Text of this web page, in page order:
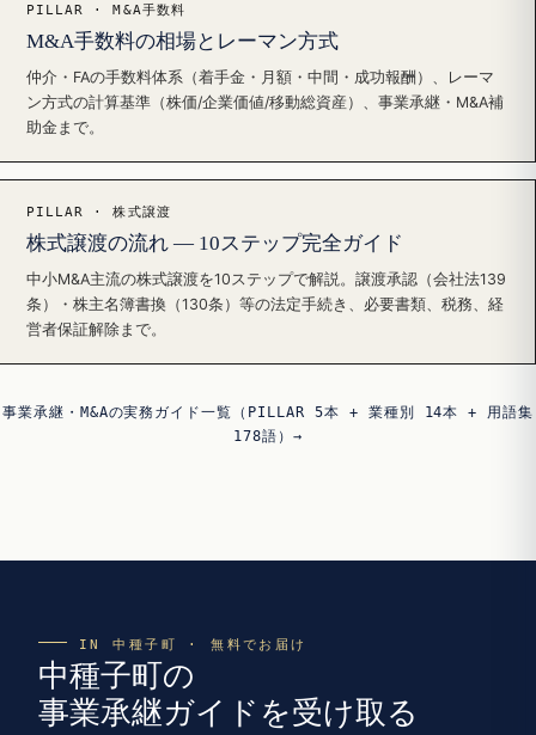
PILLAR · M&A手数料
M&A手数料の相場とレーマン方式
仲介・FAの手数料体系（着手金・月額・中間・成功報酬）、レーマ
ン方式の計算基準（株価/企業価値/移動総資産）、事業承継・M&A補
助金まで。
PILLAR · 株式譲渡
株式譲渡の流れ — 10ステップ完全ガイド
中小M&A主流の株式譲渡を10ステップで解説。譲渡承認（会社法139
条）・株主名簿書換（130条）等の法定手続き、必要書類、税務、経
営者保証解除まで。
事業承継・M&Aの実務ガイド一覧（PILLAR 5本 + 業種別 14本 + 用語集
178語）→
IN 中種子町 · 無料でお届け
中種子町の
事業承継ガイドを受け取る